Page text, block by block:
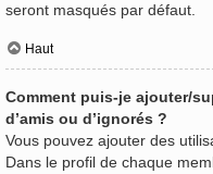
seront masqués par défaut.
Haut
Comment puis-je ajouter/
d’amis ou d’ignorés ?
Vous pouvez ajouter des
Dans le profil de chaque